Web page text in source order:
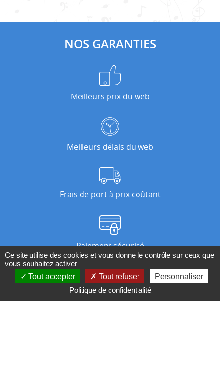
NOS GARANTIES
Meilleurs prix du web
Meilleurs délais du web
Frais de port à prix coûtant
Paiement sécurisé
Nos magasins
Ce site utilise des cookies et vous donne le contrôle sur ceux que
vous souhaitez activer
Tout accepter
Tout refuser
Personnaliser
Politique de confidentialité